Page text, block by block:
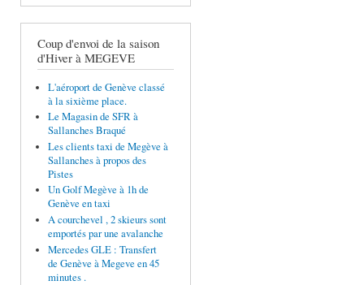
Coup d'envoi de la saison
d'Hiver à MEGEVE
L'aéroport de Genève classé
à la sixième place.
Le Magasin de SFR à
Sallanches Braqué
Les clients taxi de Megève à
Sallanches à propos des
Pistes
Un Golf Megève à 1h de
Genève en taxi
A courchevel , 2 skieurs sont
emportés par une avalanche
Mercedes GLE : Transfert
de Genève à Megeve en 45
minutes .